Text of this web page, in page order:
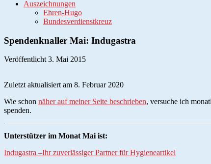
Auszeichnungen
Ehren-Hugo
Bundesverdienstkreuz
Spendenknaller Mai: Indugastra
Veröffentlicht 3. Mai 2015
Zuletzt aktualisiert am 8. Februar 2020
Wie schon näher auf meiner Seite beschrieben, versuche ich
spenden.
Unterstützer im Monat Mai ist:
Indugastra –Ihr zuverlässiger Partner für Hygieneartikel